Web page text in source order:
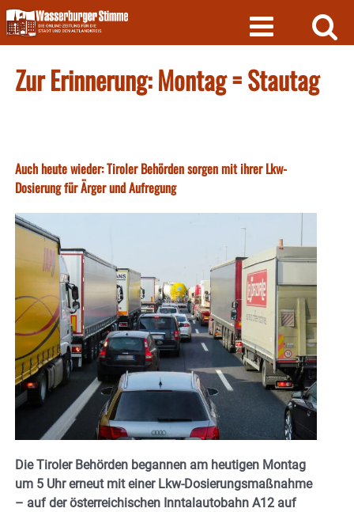
Skip
to
content
Zur Erinnerung: Montag = Stautag
Auch heute wieder: Tiroler Behörden sorgen mit ihrer Lkw-
Dosierung für Ärger und Aufregung
Die Tiroler Behörden begannen am heutigen Montag
um 5 Uhr erneut mit einer Lkw-Dosierungsmaßnahme
– auf der österreichischen Inntalautobahn A12 auf